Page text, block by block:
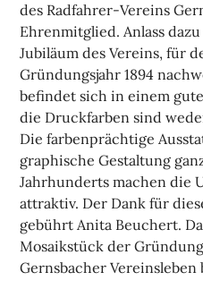
des Radfahrer-Vereins
Ehrenmitglied. Anlass
Jubiläum des Vereins, für
Gründungsjahr 1894
befindet sich in einem
die Druckfarben sind
Die farbenprächtige
graphische Gestaltung
Jahrhunderts machen die
attraktiv. Der Dank für
gebührt Anita Beuchert.
Mosaikstück der
Gernsbacher Vereinsleben